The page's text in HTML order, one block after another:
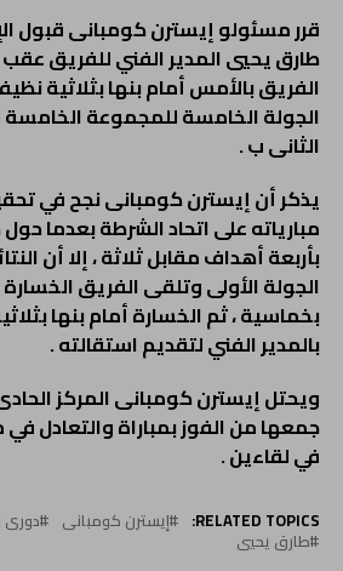
قرر مسئولو إيسترن كومبانى قبول
طارق يحيي المدير الفني للفريق عقب
الفريق بالأمس أمام بنها بثلاثية
الجولة الخامسة للمجموعة
الثانى ب .
يذكر أن إيسترن كومبانى نجح في
مبارياته على اتحاد الشرطة بعدما
بأربعة أهداف مقابل ثلاثة ، إلا أن
الجولة الأولى وتلقى الفريق الخسارة
بخماسية ، ثم الخسارة أمام بنها
بالمدير الفني لتقديم استقالته .
جمعها من الفوز بمباراة والتعادل في
في لقاءين .
RELATED TOPICS: إيسترن كومبانى دورى
طارق يحيي